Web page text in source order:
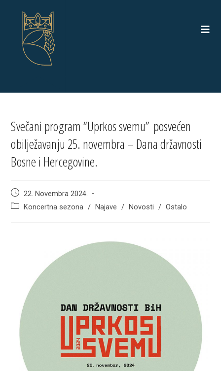
Svečani program “Uprkos svemu” posvećen
obilježavanju 25. novembra – Dana državnosti
Bosne i Hercegovine.
Post
published:
22. Novembra 2024.
PostKoncertna sezona / Najave / Novosti / Ostalo